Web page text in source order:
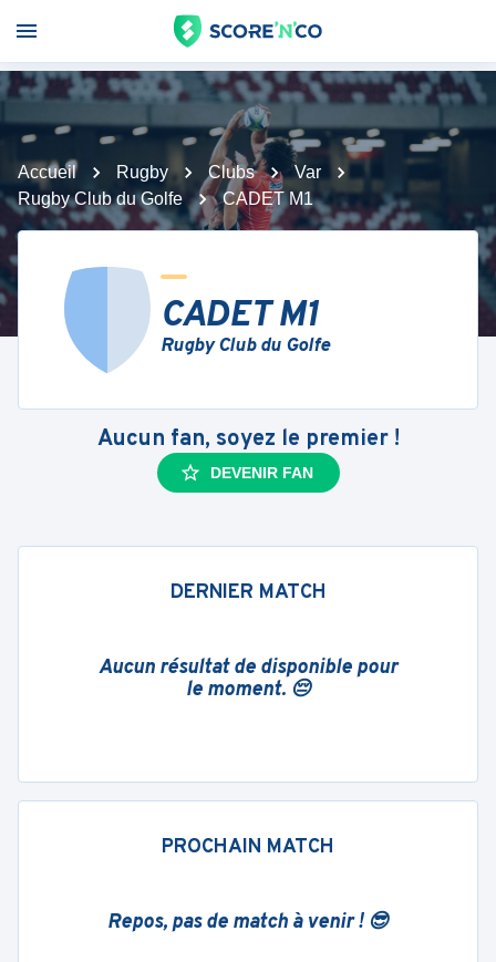
Accueil Rugby Clubs
Var
Rugby Club du Golfe
CADET M1
CADET M1
Rugby Club du Golfe
Aucun fan, soyez le premier !
DEVENIR FAN
DERNIER MATCH
Aucun résultat de disponible pour
le moment. 😔
PROCHAIN MATCH
Repos, pas de match à venir ! 😎